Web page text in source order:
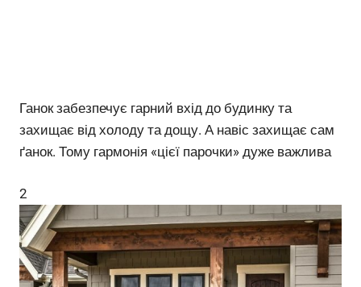
Ганок забезпечує гарний вхід до будинку та
захищає від холоду та дощу. А навіс захищає сам
ґанок. Тому гармонія «цієї парочки» дуже важлива
2